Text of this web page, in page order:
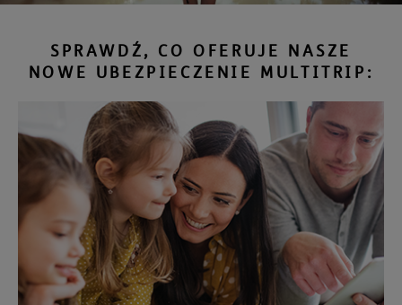
SPRAWDŹ, CO OFERUJE NASZE
NOWE UBEZPIECZENIE MULTITRIP: